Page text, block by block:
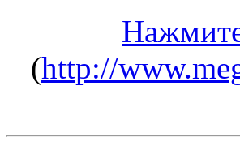
(http://